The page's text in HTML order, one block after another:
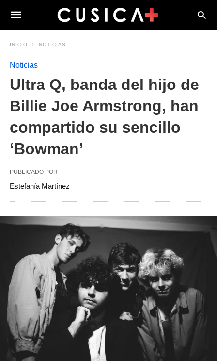
INICIO NOTICIAS
Noticias
Ultra Q, banda del hijo de
Billie Joe Armstrong, han
compartido su sencillo
‘Bowman’
PUBLICADO POR
Estefanía Martínez